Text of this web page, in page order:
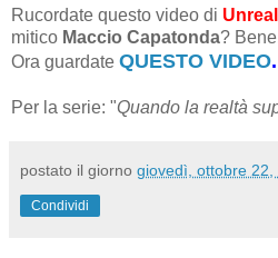
Rucordate questo video di
mitico Maccio Capatonda?
Ora guardate QUESTO VIDEO.
Per la serie: "Quando la realtà
postato il giorno giovedì, ottobre 22,
Condividi